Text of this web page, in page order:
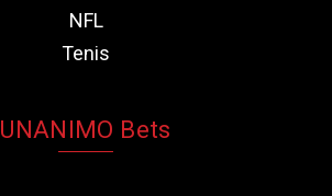
NFL
Tenis
UNANIMO Bets